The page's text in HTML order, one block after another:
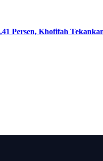
Persen, Khofifah